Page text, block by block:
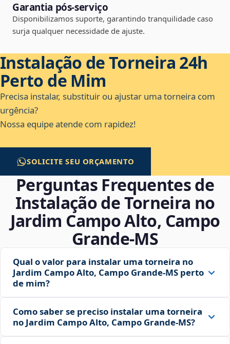
Garantia pós-serviço
Disponibilizamos suporte, garantindo tranquilidade caso
surja qualquer necessidade de ajuste.
Instalação de Torneira 24h
Perto de Mim
Precisa instalar, substituir ou ajustar uma torneira com
urgência?
Nossa equipe atende com rapidez!
SOLICITE SEU ORÇAMENTO
Perguntas Frequentes de
Instalação de Torneira no
Jardim Campo Alto, Campo
Grande‑MS
Qual o valor para instalar uma torneira no
Jardim Campo Alto, Campo Grande‑MS perto
de mim?
Como saber se preciso instalar uma torneira
no Jardim Campo Alto, Campo Grande‑MS?